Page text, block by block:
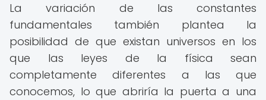
La variación de las constantes
fundamentales también plantea la
posibilidad de que existan universos en los
que las leyes de la física sean
completamente diferentes a las que
conocemos, lo que abriría la puerta a una